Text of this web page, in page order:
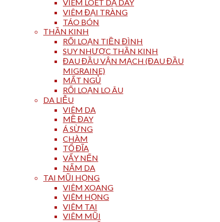
VIÊM LOÉT DẠ DÀY
VIÊM ĐẠI TRÀNG
TÁO BÓN
THẦN KINH
RỐI LOẠN TIỀN ĐÌNH
SUY NHƯỢC THẦN KINH
ĐAU ĐẦU VẬN MẠCH (ĐAU ĐẦU
MIGRAINE)
MẤT NGỦ
RỐI LOẠN LO ÂU
DA LIỄU
VIÊM DA
MỀ ĐAY
Á SỪNG
CHÀM
TỔ ĐĨA
VẨY NẾN
NẤM DA
TAI MŨI HỌNG
VIÊM XOANG
VIÊM HỌNG
VIÊM TAI
VIÊM MŨI